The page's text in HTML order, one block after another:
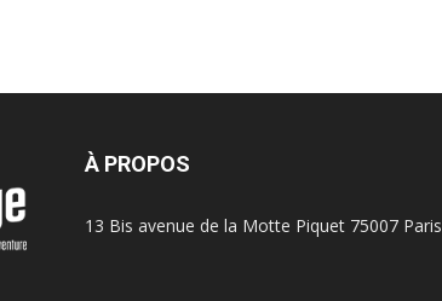
À PROPOS
13 Bis avenue de la Motte Piquet 75007 Paris